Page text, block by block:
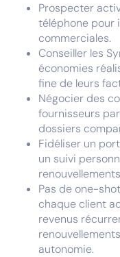
Prospecter
téléphone pour
commerciales.
Conseiller les
économies
fine de leurs
Négocier des
fournisseurs
dossiers
Fidéliser un
un suivi
Pas de one-
chaque client
revenus
autonomie.